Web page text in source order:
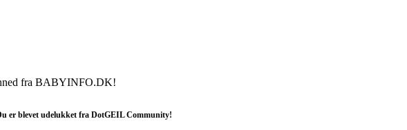
fra BABYINFO.DK!
er blevet udelukket fra DotGEIL Community!